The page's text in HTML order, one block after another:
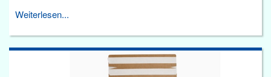
Weiterlesen...